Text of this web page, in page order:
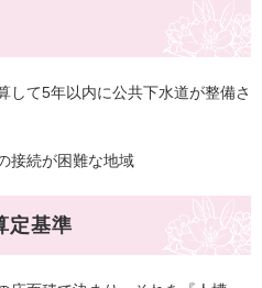
て5年以内に公共下水道が整備さ
接続が困難な地域
定基準